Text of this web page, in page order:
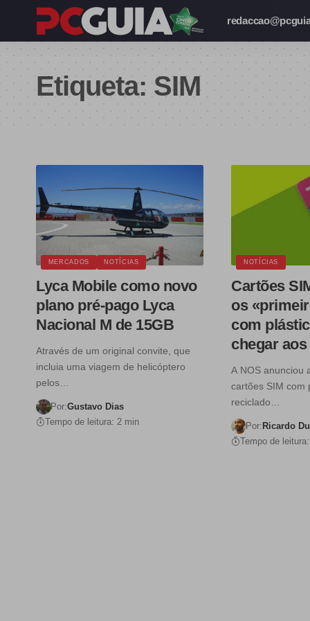
Etiqueta: SIM
MERCADOS NOTÍCIAS
Lyca Mobile como novo
plano pré-pago Lyca
Nacional M de 15GB
Através de um original convite, que
incluia uma viagem de helicóptero
pelos…
Por:Gustavo Dias
Tempo de leitura: 2 min
NOTÍCIAS
Cartões
os
com
chegar
A NOS anunciou
cartões SIM com
reciclado…
Por: Ricardo
Tempo de